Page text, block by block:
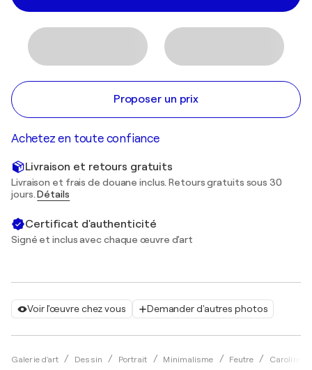
Voir l'œuvre chez vous Demander d'autres photos
Galerie d'art Dessin Portrait Minimalisme Feutre Caroline
Proposer un prix
Achetez en toute confiance
Livraison et retours gratuits
Livraison et frais de douane inclus. Retours gratuits sous 30
jours.Détails
Certificat d'authenticité
Signé et inclus avec chaque œuvre d'art